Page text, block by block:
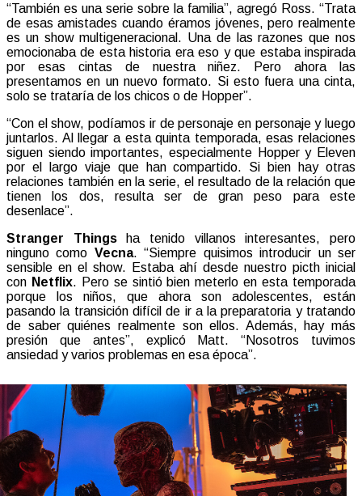
“También es una serie sobre la familia”, agregó Ross. “Trata
de esas amistades cuando éramos jóvenes, pero realmente
es un show multigeneracional. Una de las razones que nos
emocionaba de esta historia era eso y que estaba inspirada
por esas cintas de nuestra niñez. Pero ahora las
presentamos en un nuevo formato. Si esto fuera una cinta,
solo se trataría de los chicos o de Hopper”.
“Con el show, podíamos ir de personaje en personaje y luego
juntarlos. Al llegar a esta quinta temporada, esas relaciones
siguen siendo importantes, especialmente Hopper y Eleven
por el largo viaje que han compartido. Si bien hay otras
relaciones también en la serie, el resultado de la relación que
tienen los dos, resulta ser de gran peso para este
desenlace”.
Stranger Thingsha tenido villanos interesantes, pero
ninguno como Vecna. “Siempre quisimos introducir un ser
sensible en el show. Estaba ahí desde nuestro picth inicial
con Netflix. Pero se sintió bien meterlo en esta temporada
porque los niños, que ahora son adolescentes, están
pasando la transición difícil de ir a la preparatoria y tratando
de saber quiénes realmente son ellos. Además, hay más
presión que antes”, explicó Matt. “Nosotros tuvimos
ansiedad y varios problemas en esa época”.